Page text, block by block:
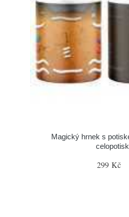
Magický hrnek s
celopotisk
299 Kč